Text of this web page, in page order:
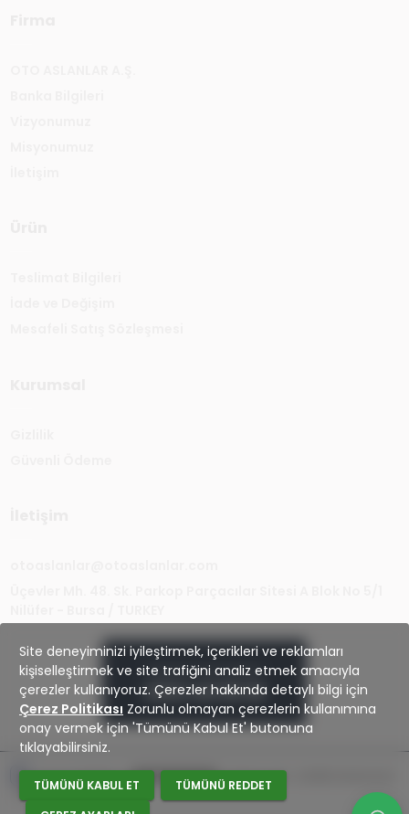
Müşteri Hizmetleri
0224 441 59 26
Çerez Politikası Çerez Tercihleri Hakkımızda
Banka hesapları
Site deneyiminizi iyileştirmek, içerikleri ve reklamları
kişiselleştirmek ve site trafiğini analiz etmek amacıyla
çerezler kullanıyoruz. Çerezler hakkında detaylı bilgi için
Çerez Politikası Zorunlu olmayan çerezlerin kullanımına
onay vermek için 'Tümünü Kabul Et' butonuna
tıklayabilirsiniz.
TÜMÜNÜ KABUL ET
TÜMÜNÜ REDDET